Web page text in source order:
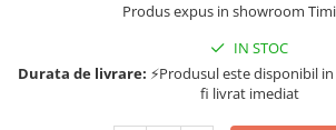
Produs expus in showroom
IN STOC
Durata de livrare: ⚡Produsul este disponibil
fi livrat imediat